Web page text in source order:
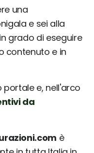
una
e sei alla
in grado di eseguire
contenuto e in
portale e, nell'arco
da
è